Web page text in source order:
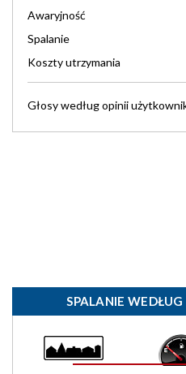
Awaryjność
Spalanie
Koszty utrzymania
Głosy wedługopinii
SPALANIE